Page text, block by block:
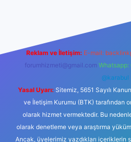
Reklam ve İletişim: E-mail:
forumhizmeti@gmail.com
@karabul
Yasal Uyarı: Sitemiz, 5651 Sayılı
ve İletişim Kurumu (BTK) tarafından
olarak hizmet vermektedir. Bu
olarak denetleme veya araştırma
Ancak, üyelerimiz yazdıkları içeriklerin